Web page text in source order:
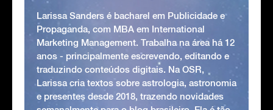
Larissa Sanders é bacharel em Publicidade e
Propaganda, com MBA em International
Marketing Management. Trabalha na área há 12
anos - principalmente escrevendo, editando e
traduzindo conteúdos digitais. Na OSR,
Larissa cria textos sobre astrologia, astronomia
e presentes desde 2018, trazendo novidades